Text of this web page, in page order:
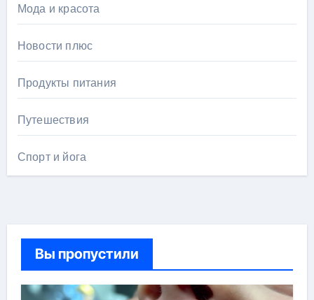
Мода и красота
Новости плюс
Продукты питания
Путешествия
Спорт и йога
Вы пропустили